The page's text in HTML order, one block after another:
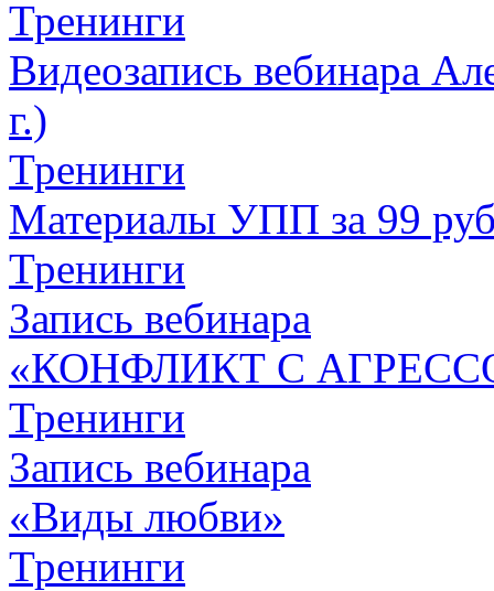
Тренинги
Видеозапись вебинара
г.)
Тренинги
Материалы УПП за 99
Тренинги
Запись вебинара
«КОНФЛИКТ С
Тренинги
Запись вебинара
«Виды любви»
Тренинги